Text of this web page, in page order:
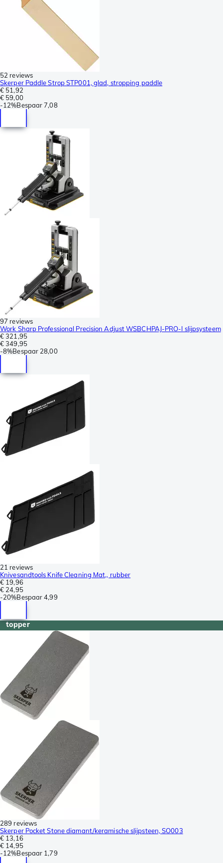
52 reviews
Skerper Paddle Strop STP001, glad, stropping paddle
€ 51,92
€ 59,00
-12%Bespaar 7,08
97 reviews
Work Sharp Professional Precision Adjust WSBCHPAJ-PRO-I slijpsysteem
€ 321,95
€ 349,95
-8%Bespaar 28,00
21 reviews
Knivesandtools Knife Cleaning Mat,, rubber
€ 19,96
€ 24,95
-20%Bespaar 4,99
topper
289 reviews
Skerper Pocket Stone diamant/keramische slijpsteen, SO003
€ 13,16
€ 14,95
-12%Bespaar 1,79